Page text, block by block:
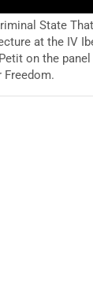
State
at the IV
on the
Freedom.